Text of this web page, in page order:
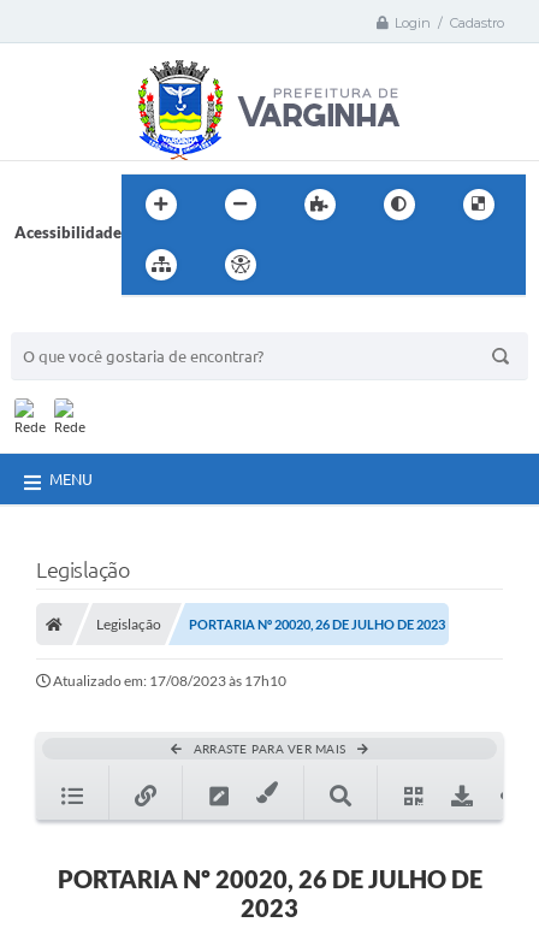
Login / Cadastro
Acessibilidade
MENU
Legislação
Legislação PORTARIA Nº 20020, 26 DE JULHO DE 2023
Atualizado em: 17/08/2023 às 17h10
ARRASTE PARA VER MAIS
PORTARIA Nº 20020, 26 DE JULHO DE
2023